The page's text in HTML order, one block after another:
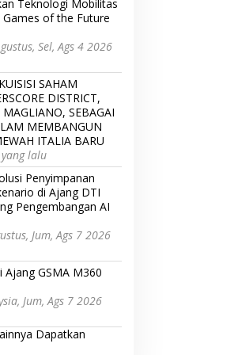
Teknologi Mobilitas
of the Future
Sel, Ags 4 2026
SAHAM
DISTRICT,
SEBAGAI
MEMBANGUN
ITALIA BARU
lalu
Penyimpanan
di Ajang DTI
Pengembangan AI
Jum, Ags 7 2026
Ajang GSMA M360
Jum, Ags 7 2026
Dapatkan